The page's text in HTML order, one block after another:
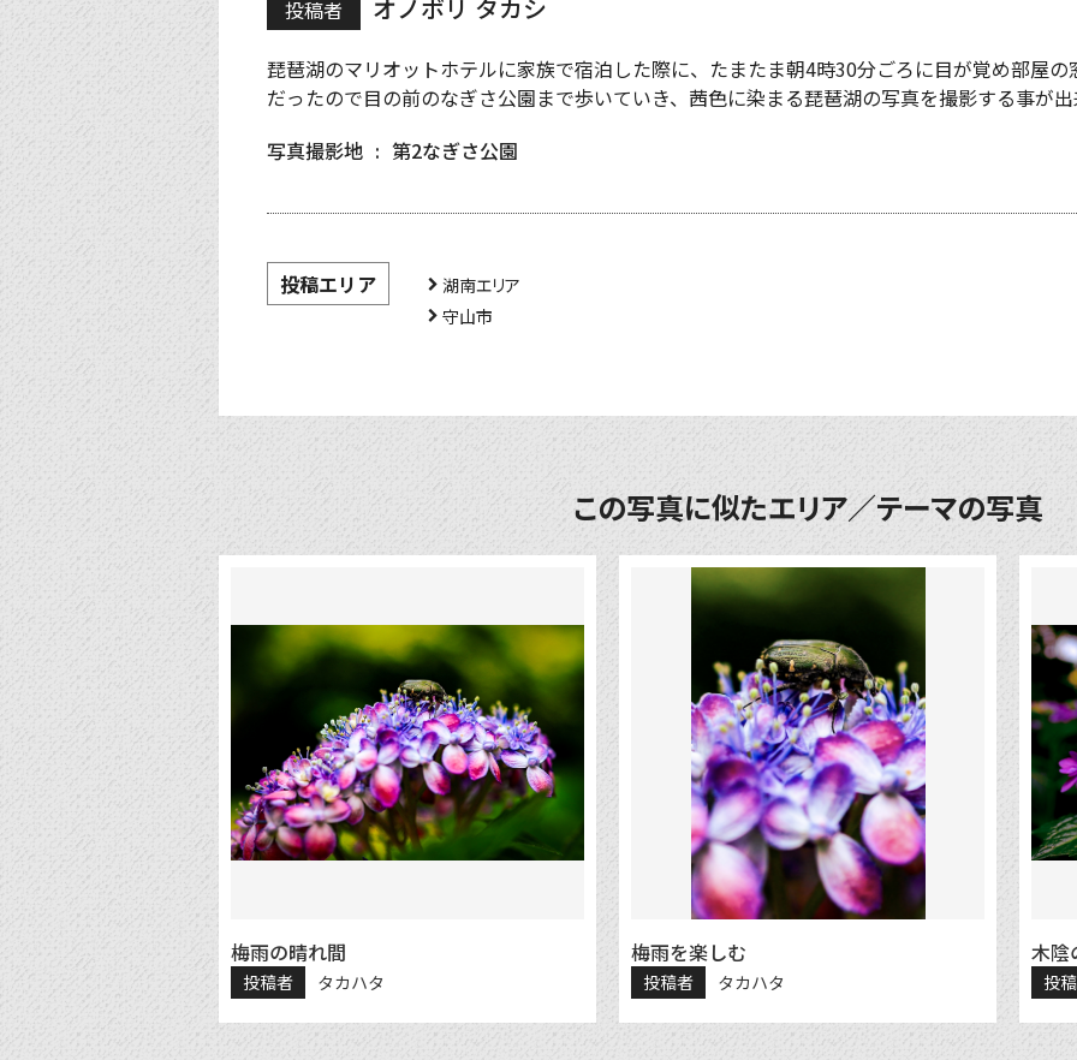
投稿者 オノボリ タカシ
琵琶湖のマリオットホテルに家族で宿泊した際に、たまたま朝4時30分ごろに目が覚め部屋
だったので目の前のなぎさ公園まで歩いていき、茜色に染まる琵琶湖の写真を撮影する事が
写真撮影地
第2なぎさ公園
投稿エリア
湖南エリア
守山市
この写真に似たエリア／テーマの写真
梅雨の晴れ間
投稿者 タカハタ
梅雨を楽しむ
投稿者 タカハタ
木陰
投